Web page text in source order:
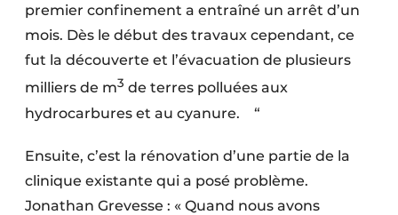
premier confinement a entraîné un arrêt d’un
mois. Dès le début des travaux cependant, ce
fut la découverte et l’évacuation de plusieurs
milliers de m3 de terres polluées aux
hydrocarbures et au cyanure. “
Ensuite, c’est la réno­vation d’une partie de la
clinique existante qui a posé problème.
Jonathan Grevesse : « Quand nous avons